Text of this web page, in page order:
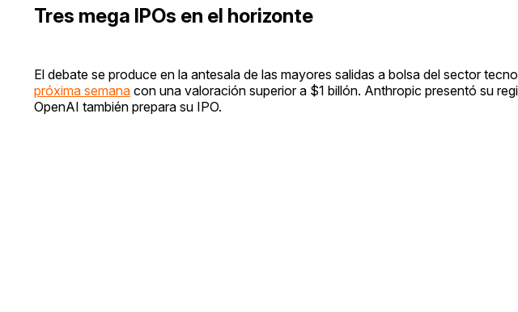
Tres mega IPOs en el horizonte
El debate se produce en la antesala de las mayores salidas a bolsa del sector
próxima semana con una valoración superior a $1 billón. Anthropic presentó su
OpenAI también prepara su IPO.